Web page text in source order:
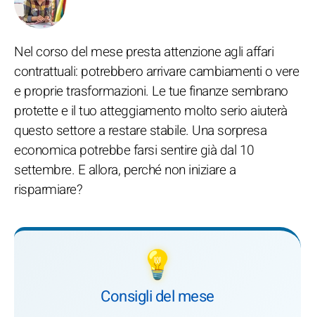
Nel corso del mese presta attenzione agli affari
contrattuali: potrebbero arrivare cambiamenti o vere
e proprie trasformazioni. Le tue finanze sembrano
protette e il tuo atteggiamento molto serio aiuterà
questo settore a restare stabile. Una sorpresa
economica potrebbe farsi sentire già dal 10
settembre. E allora, perché non iniziare a
risparmiare?
💡
Consigli del mese